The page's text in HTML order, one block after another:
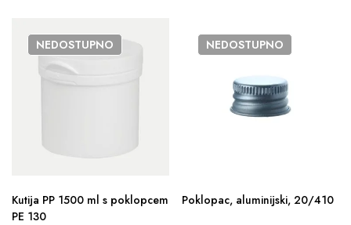
NEDOSTUPNO
Kutija PP 1500 ml s poklopcem
PE 130
NEDOSTUPNO
Poklopac, aluminijski, 20/410